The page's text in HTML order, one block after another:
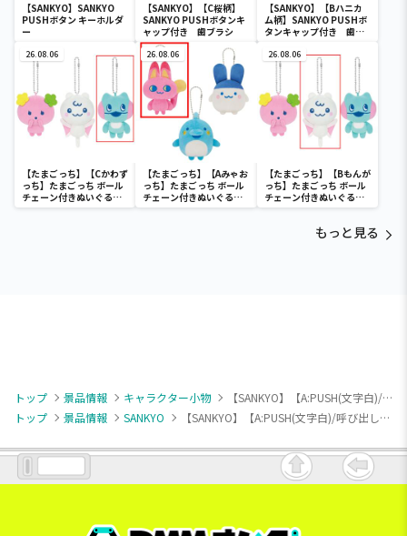
【SANKYO】SANKYO
PUSHボタン キーホルダ
ー
【SANKYO】【C桜柄】
SANKYO PUSHボタンキ
ャップ付き 歯ブラシ
【SANKYO】【Bハニカ
ム柄】SANKYO PUSHボ
タンキャップ付き 歯ブ
26.08.06
【たまごっち】【Cかわず
っち】たまごっち ボール
チェーン付きぬいぐるみ
～Tamagotchi
26.08.06
【たまごっち】【Aみゃお
っち】たまごっち ボール
チェーン付きぬいぐるみ
～Tamagotchi
26.08.06
【たまごっち】【Bもんが
っち】たまごっち ボール
チェーン付きぬいぐるみ
～Tamagotchi
もっと見る
トップ 景品情報 キャラクター小物
【SANKYO】【A:PUSH(文字白)/呼び出し音】SANKYO 激熱柄・激熱音プッシュボタンマスコット
トップ
景品情報 SANKYO 【SANKYO】【A:PUSH(文字白)/呼び出し音】SANKYO 激熱柄・激熱音プッシュボタンマスコット